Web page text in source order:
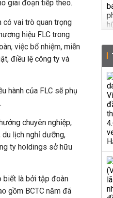
giai đoạn tiếp theo.
có vai trò quan trọng
hiệu FLC trong
việc bổ nhiệm, miễn
điều lệ công ty và
hành của FLC sẽ phụ
chuyên nghiệp,
lịch nghỉ dưỡng,
ty holdings sở hữu
biết là bởi tập đoàn
gồm BCTC năm đã